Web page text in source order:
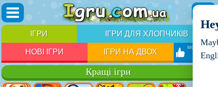
ІГРИ ІГРИ ДЛЯ ХЛОПЧИКІВ
НОВІ ІГРИ ІГРИ НА ДВОХ МОЇ ІГРИ
Кращі ігри